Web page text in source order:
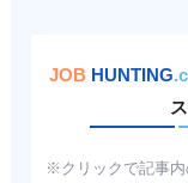
JOB HUNTING
※クリックで記事内